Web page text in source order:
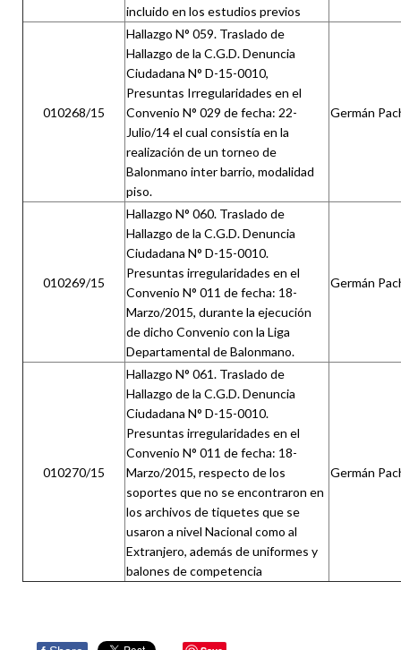
incluido en los estudios previos
010268/15
Hallazgo N° 059. Traslado de
Hallazgo de la C.G.D. Denuncia
Ciudadana N° D-15-0010,
Presuntas Irregularidades en el
Convenio N° 029 de fecha: 22-
Julio/14 el cual consistía en la
realización de un torneo de
Balonmano inter barrio, modalidad
piso.
Germán
010269/15
Hallazgo N° 060. Traslado de
Hallazgo de la C.G.D. Denuncia
Ciudadana N° D-15-0010.
Presuntas irregularidades en el
Convenio N° 011 de fecha: 18-
Marzo/2015, durante la ejecución
de dicho Convenio con la Liga
Departamental de Balonmano.
Germán
010270/15
Hallazgo N° 061. Traslado de
Hallazgo de la C.G.D. Denuncia
Ciudadana N° D-15-0010.
Presuntas irregularidades en el
Convenio N° 011 de fecha: 18-
Marzo/2015, respecto de los
soportes que no se encontraron en
los archivos de tiquetes que se
usaron a nivel Nacional como al
Extranjero, además de uniformes y
balones de competencia
Germán